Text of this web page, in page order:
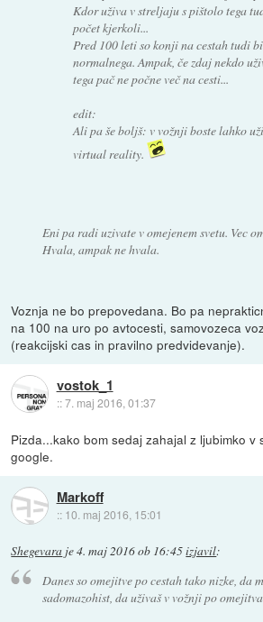
Kdor uživa v streljaju s pištolo tega
počet kjerkoli...
Pred 100 leti so konji na cestah tudi
normalnega. Ampak, če zdaj nekdo
tega pač ne počne več na cesti...
edit:
Ali pa še boljš: v vožnji boste lahko
virtual reality.
Eni pa radi uzivate v omejenem svetu. Vec
Hvala, ampak ne hvala.
Voznja ne bo prepovedana. Bo pa
na 100 na uro po avtocesti, samovozeca
(reakcijski cas in pravilno predvidevanje).
vostok_1
::7. maj 2016, 01:37
Pizda...kako bom sedaj zahajal z ljubimko v
google.
Markoff
:: 10. maj 2016, 15:01
Shegevara je4. maj 2016 ob 16:45izjavil:
Danes so omejitve po cestah tako nizke, da
sadomazohist, da uživaš v vožnji po